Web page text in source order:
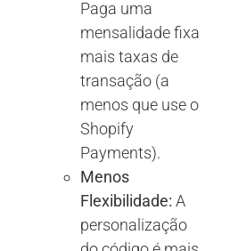
Paga uma
mensalidade fixa
mais taxas de
transação (a
menos que use o
Shopify
Payments).
Menos
Flexibilidade: A
personalização